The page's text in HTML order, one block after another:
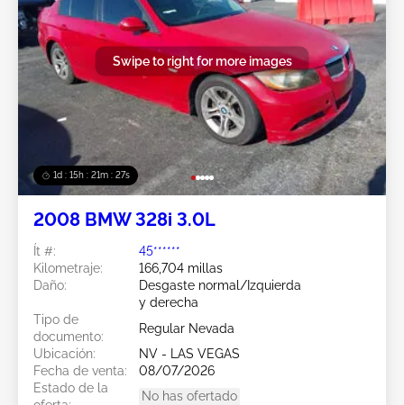
1d : 15h : 21m : 24s
Swipe to right for more images
2008 BMW 328i 3.0L
Ít #:
45******
Kilometraje:
166,704 millas
Daño:
Desgaste normal/Izquierda
y derecha
Tipo de
documento:
Regular Nevada
Ubicación:
NV - LAS VEGAS
Fecha de venta:
08/07/2026
Estado de la
No has ofertado